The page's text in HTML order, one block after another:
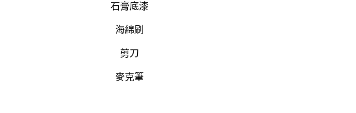
石膏底漆
海綿刷
剪刀
麥克筆